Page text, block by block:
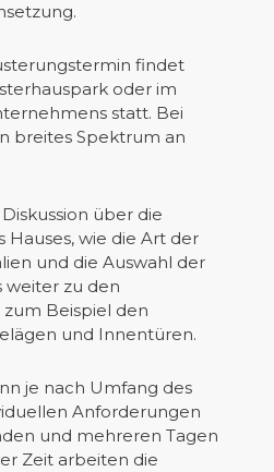
findet
oder im
statt. Bei
breites Spektrum an
über die
wie die Art der
und die Auswahl der
weiter zu den
Beispiel den
und Innentüren.
je nach Umfang des
Anforderungen
und mehreren Tagen
Zeit arbeiten die